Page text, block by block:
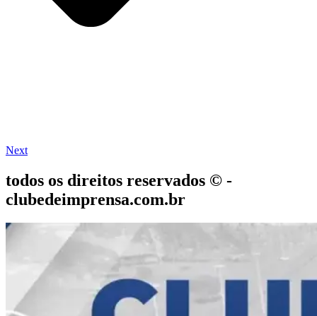
Next
todos os direitos reservados © -
clubedeimprensa.com.br